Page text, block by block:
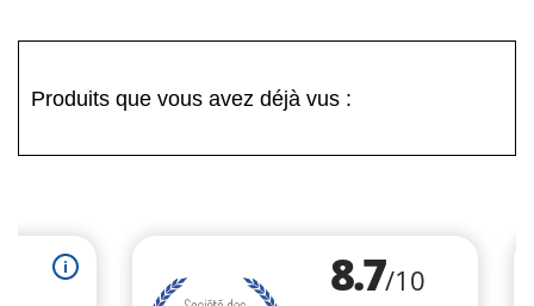
Produits que vous avez déjà vus :